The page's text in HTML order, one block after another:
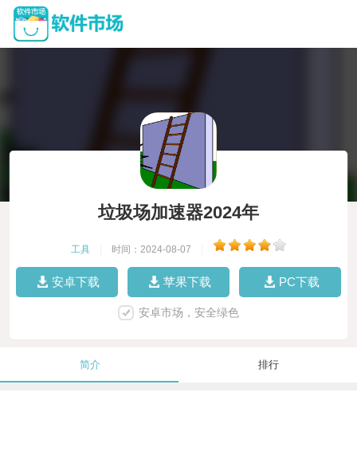
垃圾场加速器2024年
工具 时间：2024-08-07
安卓下载 苹果下载 PC下载
安卓市场，安全绿色
简介 排行